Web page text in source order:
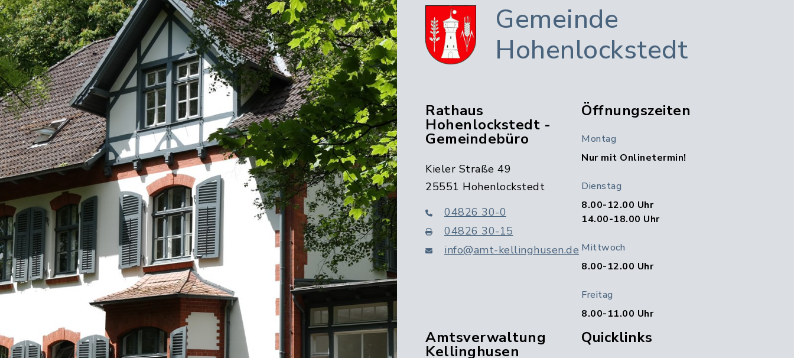
Gemeinde
Hohenlockstedt
Rathaus
Hohenlockstedt -
Gemeindebüro
Kieler Straße 49
25551 Hohenlockstedt
04826 30-0
04826 30-15
info@amt-kellinghusen.de
Öffnungszeiten
Montag
Nur mit Onlinetermin!
Dienstag
8.00-12.00 Uhr
14.00-18.00 Uhr
Mittwoch
8.00-12.00 Uhr
Freitag
8.00-11.00 Uhr
Amtsverwaltung
Kellinghusen
Quicklinks